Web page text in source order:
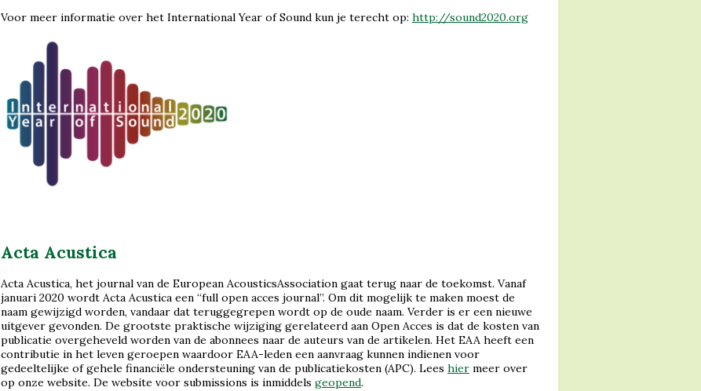
Voor meer informatie over het International Year of Sound kun je terecht op: http://sound2020.org
Acta Acustica
Acta Acustica, het journal van de European AcousticsAssociation gaat terug naar de toekomst. Vanaf
januari 2020 wordt Acta Acustica een “full open acces journal”. Om dit mogelijk te maken moest de
naam gewijzigd worden, vandaar dat teruggegrepen wordt op de oude naam. Verder is er een nieuwe
uitgever gevonden. De grootste praktische wijziging gerelateerd aan Open Acces is dat de kosten van
publicatie overgeheveld worden van de abonnees naar de auteurs van de artikelen. Het EAA heeft een
contributie in het leven geroepen waardoor EAA-leden een aanvraag kunnen indienen voor
gedeeltelijke of gehele financiële ondersteuning van de publicatiekosten (APC). Lees hier meer over
op onze website. De website voor submissions is inmiddels geopend.